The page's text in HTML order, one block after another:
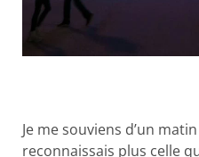
Je me souviens d’un
reconnaissais plus celle